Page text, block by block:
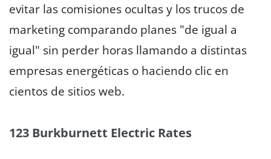
evitar las comisiones ocultas y los trucos de
marketing comparando planes "de igual a
igual" sin perder horas llamando a distintas
empresas energéticas o haciendo clic en
cientos de sitios web.
123 Burkburnett Electric Rates